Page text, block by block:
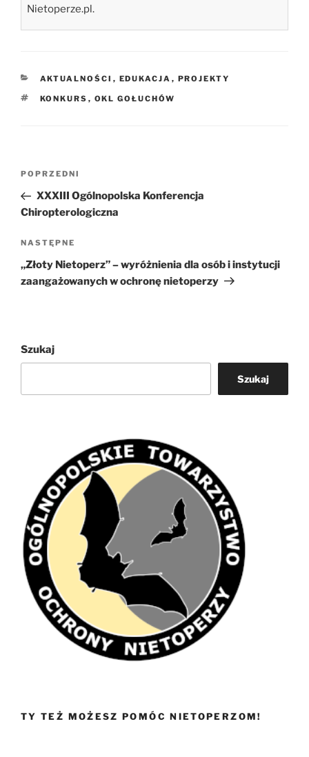
Nietoperze.pl.
KATEGORIE
AKTUALNOŚCI , EDUKACJA , PROJEKTY
TAGI
KONKURS , OKL GOŁUCHÓW
Nawigacja
Poprzedni
wpis
POPRZEDNI
XXXIII Ogólnopolska Konferencja
Chiropterologiczna
Następny
wpis
NASTĘPNE
„Złoty Nietoperz” – wyróżnienia dla osób i instytucji
zaangażowanych w ochronę nietoperzy
Szukaj
Szukaj
TY TEŻ MOŻESZ POMÓC NIETOPERZOM!